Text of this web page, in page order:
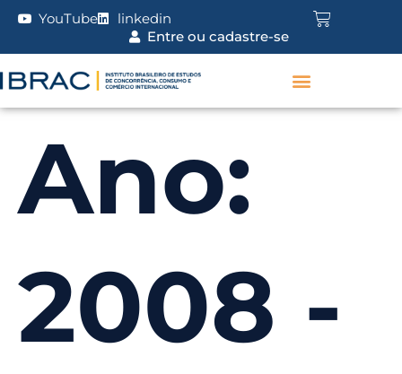
YouTube
linkedin
Entre ou cadastre-se
Ano:
2008 -